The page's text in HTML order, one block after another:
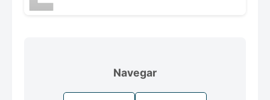
Navegar